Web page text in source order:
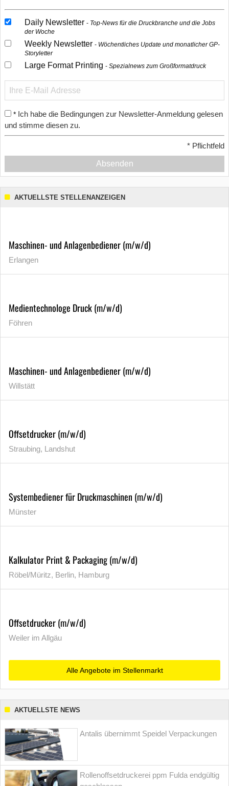
Daily Newsletter
Top-News für die Druckbranche und die Jobs
der Woche
Weekly Newsletter
Wöchentliches Update und monatlicher GP-
Storyletter
Large Format Printing Spezialnews zum Großformatdruck
* Ich habe die Bedingungen zur Newsletter-Anmeldung gelesen
und stimme diesen zu.
* Pflichtfeld
Absenden
AKTUELLSTE STELLENANZEIGEN
Maschinen- und Anlagenbediener (m/w/d)
Erlangen
Medientechnologe Druck (m/w/d)
Föhren
Maschinen- und Anlagenbediener (m/w/d)
Willstätt
Offsetdrucker (m/w/d)
Straubing, Landshut
Systembediener für Druckmaschinen (m/w/d)
Münster
Kalkulator Print & Packaging (m/w/d)
Röbel/Müritz, Berlin, Hamburg
Offsetdrucker (m/w/d)
Weiler im Allgäu
Alle Angebote im Stellenmarkt
AKTUELLSTE NEWS
Antalis übernimmt Speidel Verpackungen
Rollenoffsetdruckerei ppm Fulda endgültig